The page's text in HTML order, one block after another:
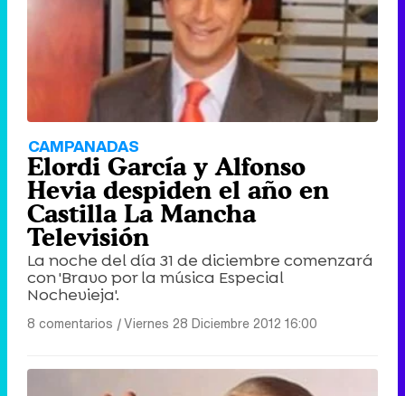
CAMPANADAS
Elordi García y Alfonso
Hevia despiden el año en
Castilla La Mancha
Televisión
La noche del día 31 de diciembre comenzará
con 'Bravo por la música Especial
Nochevieja'.
8 comentarios |Viernes 28 Diciembre 2012 16:00